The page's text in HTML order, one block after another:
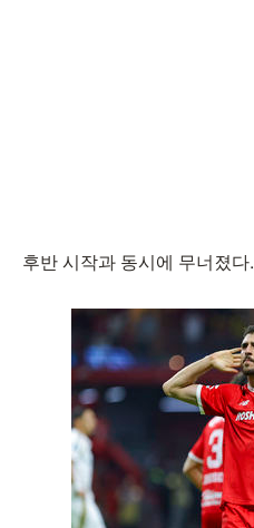
후반 시작과 동시에 무너졌다.